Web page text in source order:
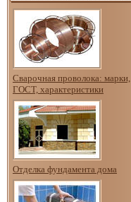
Сварочная проволока: марки,
ГОСТ, характеристики
Отделка фундамента дома